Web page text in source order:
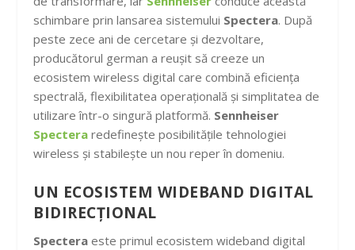
schimbare prin lansarea sistemului Spectera. După
peste zece ani de cercetare și dezvoltare,
producătorul german a reușit să creeze un
ecosistem wireless digital care combină eficiența
spectrală, flexibilitatea operațională și simplitatea de
utilizare într-o singură platformă. Sennheiser
Spectera redefinește posibilitățile tehnologiei
wireless și stabilește un nou reper în domeniu.
UN ECOSISTEM WIDEBAND DIGITAL
BIDIRECȚIONAL
Spectera este primul ecosistem wideband digital